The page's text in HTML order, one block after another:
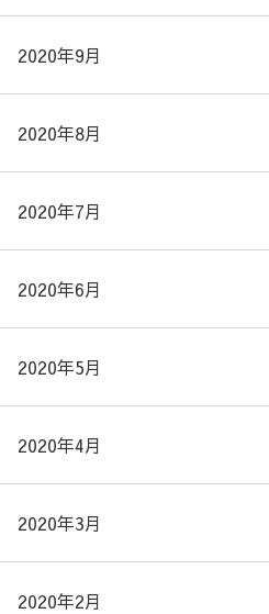
2020年9月
2020年8月
2020年7月
2020年6月
2020年5月
2020年4月
2020年3月
2020年2月